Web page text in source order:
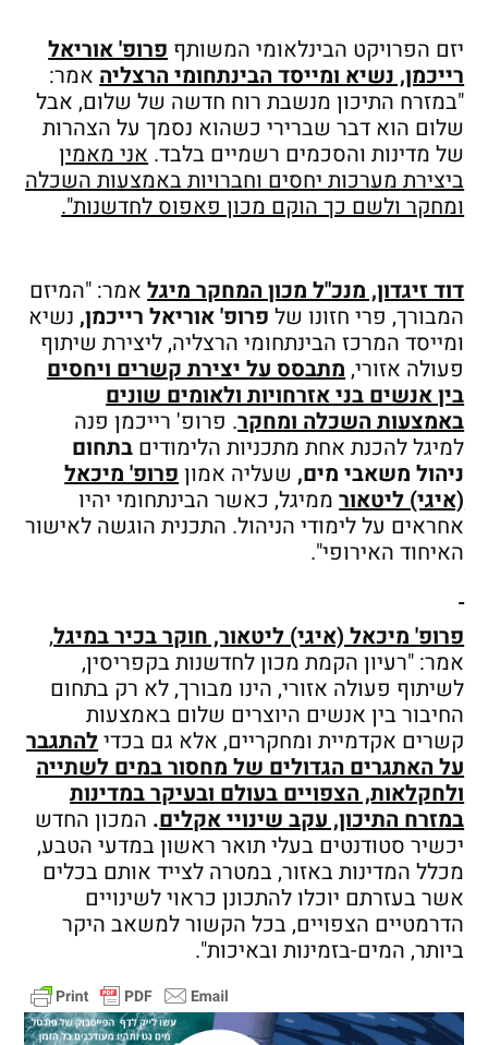
יזם הפרויקט הבינלאומי המשותףפרופ' אוריאל
רייכמן, נשיא ומייסד הבינתחומי הרצליהאמר:
"במזרח התיכון מנשבת רוח חדשה של שלום, אבל
שלום הוא דבר שברירי כשהוא נסמך על הצהרות
של מדינות והסכמים רשמיים בלבד.אני מאמין
ביצירת מערכות יחסים וחברויות באמצעות השכלה
ומחקר ולשם כך הוקם מכון פאפוס לחדשנות".
דוד זיגדון, מנכ"ל מכון המחקר מיגלאמר: "המיזם
המבורך, פרי חזונו של פרופ' אוריאל רייכמן, נשיא
ומייסד המרכז הבינתחומי הרצליה, ליצירת שיתוף
פעולה אזורי,מתבסס על יצירת קשרים ויחסים
בין אנשים בני אזרחויות ולאומים שונים
באמצעות השכלה ומחקר. פרופ' רייכמן פנה
למיגל להכנת אחת מתכניות הלימודים בתחום
ניהול משאבי מים, שעליה אמוןפרופ' מיכאל
(איגי) ליטאורממיגל, כאשר הבינתחומי יהיו
אחראים על לימודי הניהול. התכנית הוגשה לאישור
האיחוד האירופי".
פרופ' מיכאל (איגי) ליטאור, חוקר בכיר במיגל,
אמר: "רעיון הקמת מכון לחדשנות בקפריסין,
לשיתוף פעולה אזורי, הינו מבורך, לא רק בתחום
החיבור בין אנשים היוצרים שלום באמצעות
קשרים אקדמיית ומחקריים, אלא גם בכדילהתגבר
על האתגרים הגדולים של מחסור במים לשתייה
ולחקלאות, הצפויים בעולם ובעיקר במדינות
במזרח התיכון, עקב שינויי אקלים. המכון החדש
יכשיר סטודנטים בעלי תואר ראשון במדעי הטבע,
מכלל המדינות באזור, במטרה לצייד אותם בכלים
אשר בעזרתם יוכלו להתכונן כראוי לשינויים
הדרמטיים הצפויים, בכל הקשור למשאב היקר
ביותר, המים-בזמינות ובאיכות".